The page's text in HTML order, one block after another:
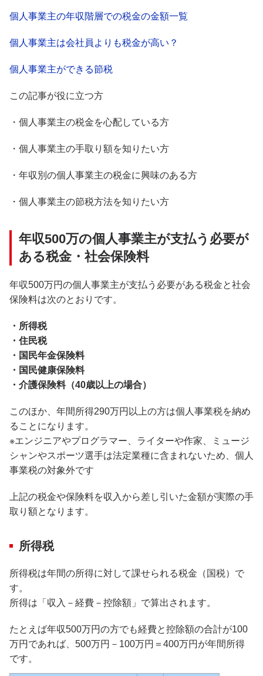
個人事業主の年収階層での税金の金額一覧
個人事業主は会社員よりも税金が高い？
個人事業主ができる節税
この記事が役に立つ方
・個人事業主の税金を心配している方
・個人事業主の手取り額を知りたい方
・年収別の個人事業主の税金に興味のある方
・個人事業主の節税方法を知りたい方
年収500万の個人事業主が支払う必要が
ある税金・社会保険料
年収500万円の個人事業主が支払う必要がある税金と社会
保険料は次のとおりです。
・所得税
・住民税
・国民年金保険料
・国民健康保険料
・介護保険料（40歳以上の場合）
このほか、年間所得290万円以上の方は個人事業税を納め
ることになります。
※エンジニアやプログラマー、ライターや作家、ミュージ
シャンやスポーツ選手は法定業種に含まれないため、個人
事業税の対象外です
上記の税金や保険料を収入から差し引いた金額が実際の手
取り額となります。
所得税
所得税は年間の所得に対して課せられる税金（国税）で
す。
所得は「収入－経費－控除額」で算出されます。
たとえば年収500万円の方でも経費と控除額の合計が100
万円であれば、500万円－100万円＝400万円が年間所得
です。